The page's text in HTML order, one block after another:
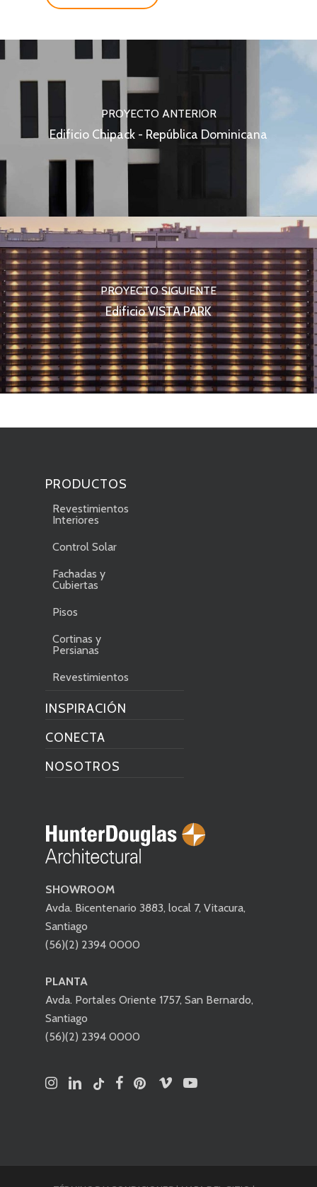
PROYECTO ANTERIOR
Edificio Chipack - República Dominicana
PROYECTO SIGUIENTE
Edificio VISTA PARK
SHOWROOM
Avda. Bicentenario 3883, local 7, Vitacura,
Santiago
(56)(2) 2394 0000
PLANTA
Avda. Portales Oriente 1757, San Bernardo,
Santiago
(56)(2) 2394 0000
PRODUCTOS
Revestimientos
Interiores
Control Solar
Fachadas y
Cubiertas
Pisos
Cortinas y
Persianas
Revestimientos
INSPIRACIÓN
CONECTA
NOSOTROS